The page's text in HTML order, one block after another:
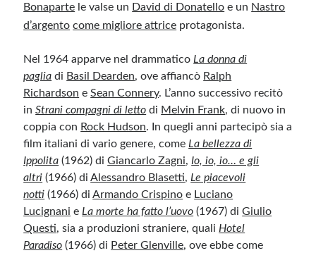
Bonaparte le valse un David di Donatello e un Nastro
d’argento come migliore attrice protagonista.
Nel 1964 apparve nel drammatico La donna di
paglia di Basil Dearden, ove affiancò Ralph
Richardson e Sean Connery. L’anno successivo recitò
in Strani compagni di letto di Melvin Frank, di nuovo in
coppia con Rock Hudson. In quegli anni partecipò sia a
film italiani di vario genere, come La bellezza di
Ippolita (1962) di Giancarlo Zagni, Io, io, io… e gli
altri (1966) di Alessandro Blasetti, Le piacevoli
notti (1966) di Armando Crispino e Luciano
Lucignani e La morte ha fatto l’uovo (1967) di Giulio
Questi, sia a produzioni straniere, quali Hotel
Paradiso (1966) di Peter Glenville, ove ebbe come